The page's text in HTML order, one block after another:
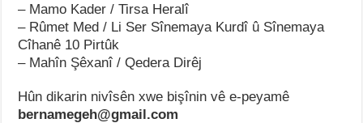
– Mamo Kader / Tirsa Heralî
– Rûmet Med / Li Ser Sînemaya Kurdî û Sînemaya
Cîhanê 10 Pirtûk
– Mahîn Şêxanî / Qedera Dirêj
Hûn dikarin nivîsên xwe bişînin vê e-peyamê
bernamegeh@gmail.com